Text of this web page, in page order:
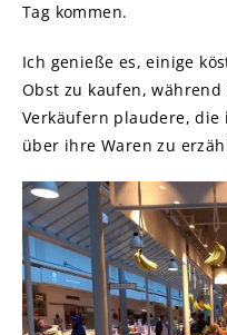
Tag kommen.
Ich genieße es, einige
Obst zu kaufen,
Verkäufern plaudere,
über ihre Waren zu